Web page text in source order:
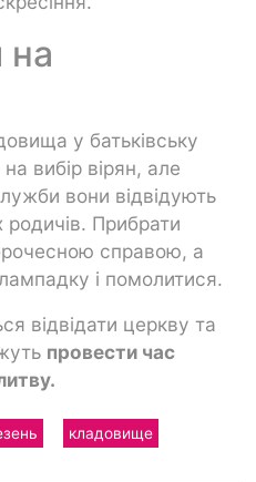
на
у батьківську
вибір вірян, але
вони відвідують
родичів. Прибрати
справою, а
і помолитися.
відвідати церкву та
провести час
кладовище